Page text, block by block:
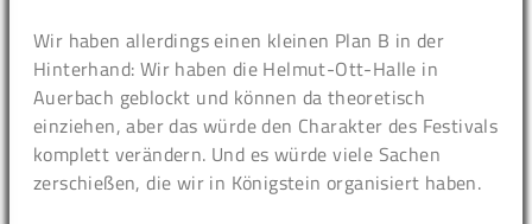
Wir haben allerdings einen kleinen Plan B in der
Hinterhand: Wir haben die Helmut-Ott-Halle in
Auerbach geblockt und können da theoretisch
einziehen, aber das würde den Charakter des Festivals
komplett verändern. Und es würde viele Sachen
zerschießen, die wir in Königstein organisiert haben.